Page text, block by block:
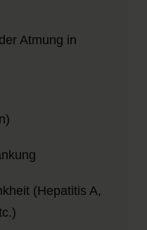
Atmung in
(Hepatitis A,